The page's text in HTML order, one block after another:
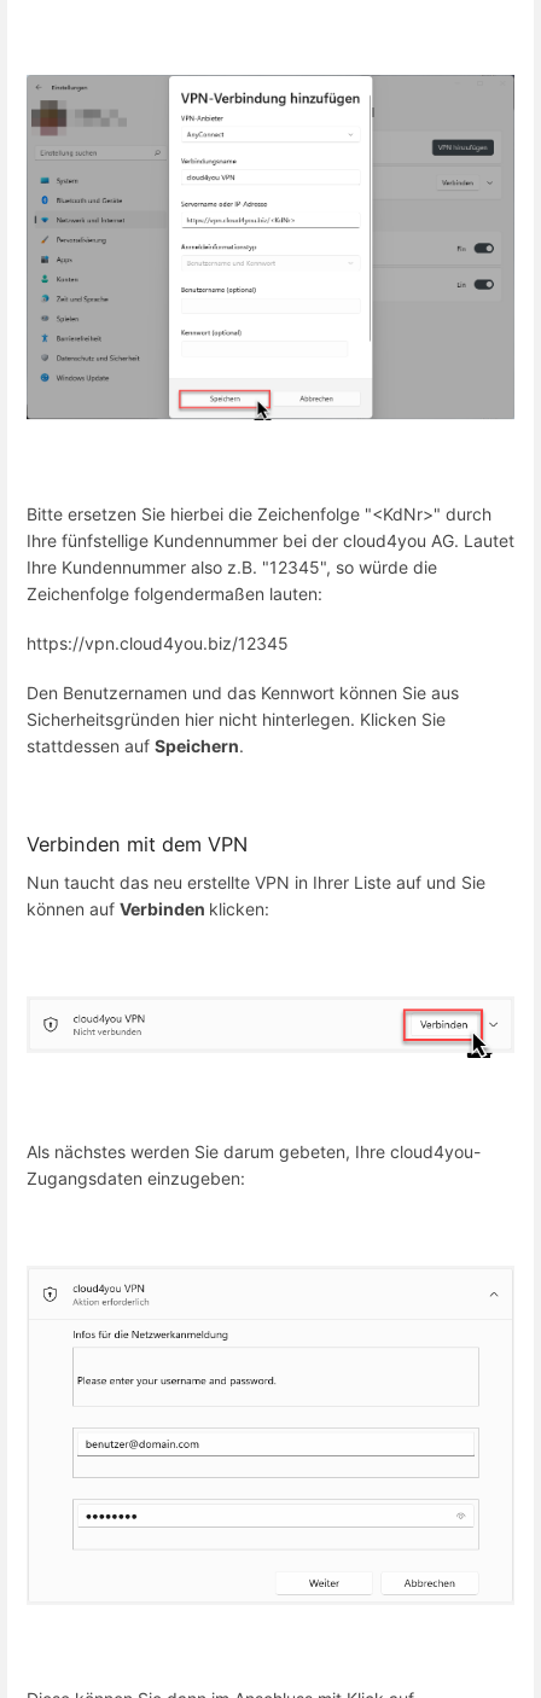
Bitte ersetzen Sie hierbei die Zeichenfolge "<KdNr>" durch
Ihre fünfstellige Kundennummer bei der cloud4you AG. Lautet
Ihre Kundennummer also z.B. "12345", so würde die
Zeichenfolge folgendermaßen lauten:
https://vpn.cloud4you.biz/12345
Den Benutzernamen und das Kennwort können Sie aus
Sicherheitsgründen hier nicht hinterlegen. Klicken Sie
stattdessen auf Speichern.
Verbinden mit dem VPN
Nun taucht das neu erstellte VPN in Ihrer Liste auf und Sie
können auf Verbinden klicken:
Als nächstes werden Sie darum gebeten, Ihre cloud4you-
Zugangsdaten einzugeben: